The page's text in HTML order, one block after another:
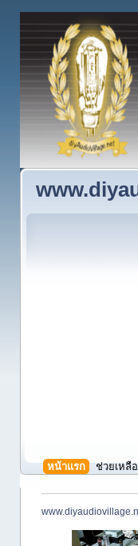
หน้าแรก ช่วยเหลือ